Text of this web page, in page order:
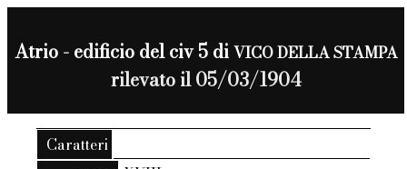
Atrio - edificio del civ 5 diVICO DELLA STAMPA
rilevato il 05/03/1904
Caratteri